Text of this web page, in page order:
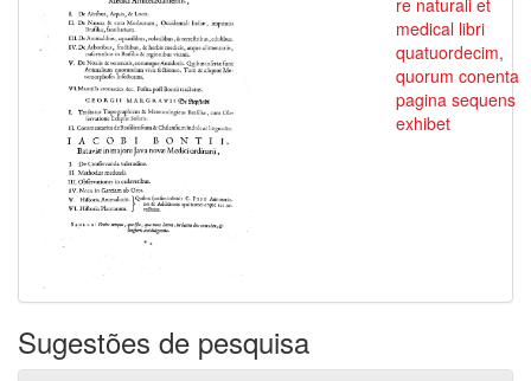
re naturali et
medical libri
quatuordecim,
quorum conenta
pagina sequens
exhibet
Sugestões de pesquisa